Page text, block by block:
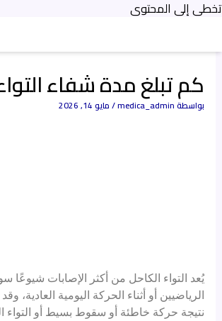
تخطي إلى المحتوى
كم تبلغ مدة شفاء
بواسطةmedica_admin
/مايو 14, 2026
يُعد التواء الكاحل من أكثر الإصابات شيوعًا
الرياضيين أو أثناء الحركة اليومية العادية،
نتيجة حركة خاطئة أو سقوط بسيط أو التواء